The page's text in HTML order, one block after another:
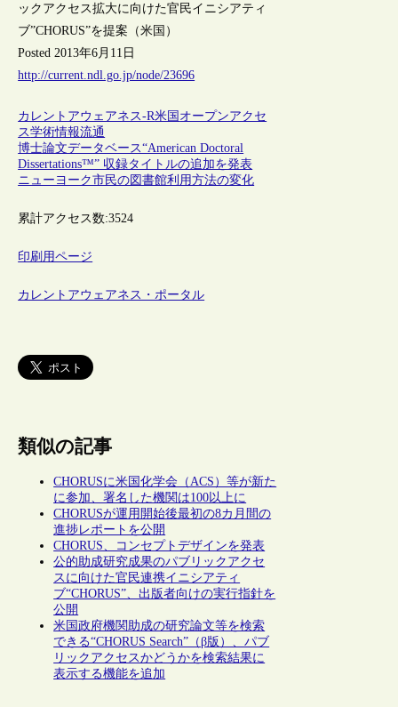
ックアクセス拡大に向けた官民イニシアティ
ブ”CHORUS”を提案（米国）
Posted 2013年6月11日
http://current.ndl.go.jp/node/23696
カレントアウェアネス-R米国 オープンアクセ
ス学術情報流通
博士論文データベース“American Doctoral
Dissertations™” 収録タイトルの追加を発表
ニューヨーク市民の図書館利用方法の変化
累計アクセス数:3524
印刷用ページ
カレントアウェアネス・ポータル
類似の記事
CHORUSに米国化学会（ACS）等が新た
に参加、署名した機関は100以上に
CHORUSが運用開始後最初の8カ月間の
進捗レポートを公開
CHORUS、コンセプトデザインを発表
公的助成研究成果のパブリックアクセ
スに向けた官民連携イニシアティ
ブ“CHORUS”、出版者向けの実行指針を
公開
米国政府機関助成の研究論文等を検索
できる“CHORUS Search”（β版）、パブ
リックアクセスかどうかを検索結果に
表示する機能を追加